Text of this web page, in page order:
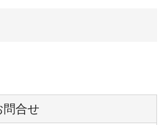
問合せ